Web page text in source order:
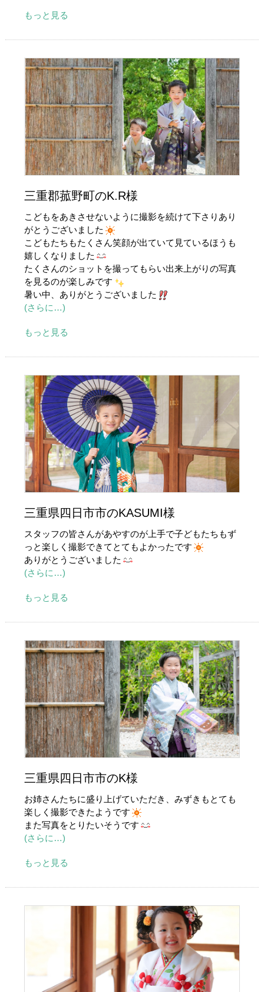
もっと見る
三重郡菰野町のK.R様
こどもをあきさせないように撮影を続けて下さりあり
がとうございました
こどもたちもたくさん笑顔が出ていて見ているほうも
嬉しくなりました
たくさんのショットを撮ってもらい出来上がりの写真
を見るのが楽しみです
暑い中、ありがとうございました
(さらに…)
もっと見る
三重県四日市市のKASUMI様
スタッフの皆さんがあやすのが上手で子どもたちもず
っと楽しく撮影できてとてもよかったです
ありがとうございました
(さらに…)
もっと見る
三重県四日市市のK様
お姉さんたちに盛り上げていただき、みずきもとても
楽しく撮影できたようです
また写真をとりたいそうです
(さらに…)
もっと見る